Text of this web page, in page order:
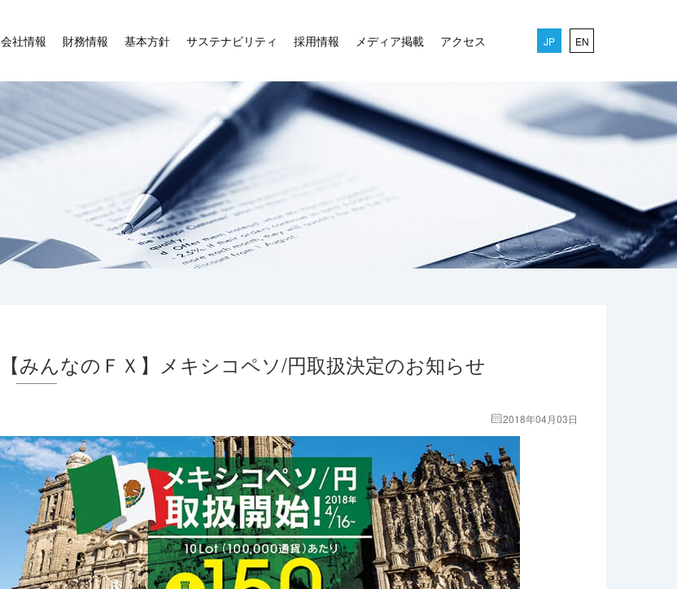
会社情報 財務情報 基本方針 サステナビリティ 採用情報 メディア掲載 アクセス JP EN
【みんなのＦＸ】メキシコペソ/円取扱決定のお知らせ
2018年04月03日